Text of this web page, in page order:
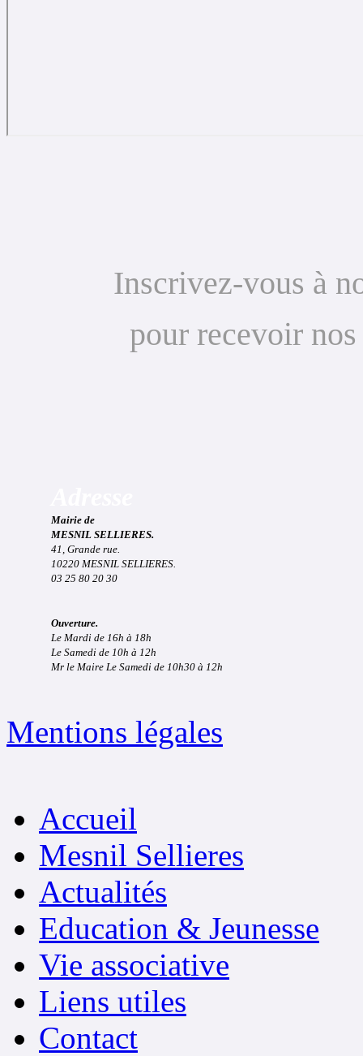
Inscrivez-vous à
pour recevoir
Mairie de
MESNIL SELLIERES.
41, Grande rue.
10220 MESNIL SELLIERES.
03 25 80 20 30
Ouverture.
Le Mardi de 16h à 18h
Le Samedi de 10h à 12h
Mr le Maire Le Samedi de 10h30 à 12h
Mentions légales
Accueil
Mesnil Sellieres
Actualités
Education & Jeunesse
Vie associative
Liens utiles
Contact